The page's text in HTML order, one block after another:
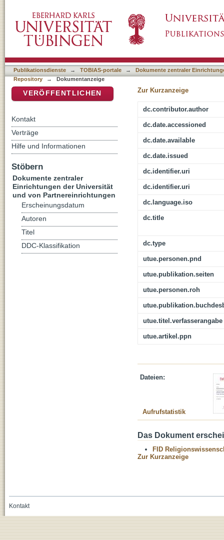
Pausanias
Publikationsdienste → TOBIAS-portale →
Dokumente zentraler
Repository
→ Dokumentanzeige
Zur Kurzanzeige
dc.contributor.author
dc.date.accessioned
dc.date.available
dc.date.issued
dc.identifier.uri
dc.identifier.uri
dc.language.iso
dc.title
dc.type
utue.personen.pnd
utue.publikation.seiten
utue.personen.roh
utue.titel.verfasserangabe
utue.artikel.ppn
Dateien:
Aufrufstatistik
Das Dokument
FID
Zur Kurzanzeige
VERÖFFENTLICHEN
Kontakt
Verträge
Hilfe und Informationen
Stöbern
Dokumente zentraler
Einrichtungen der Universität
und von Partnereinrichtungen
Erscheinungsdatum
Autoren
Titel
DDC-Klassifikation
Kontakt